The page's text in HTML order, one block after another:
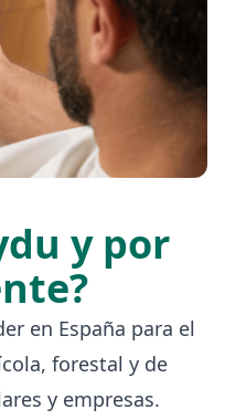
y por
en España para el
forestal y de
y empresas.